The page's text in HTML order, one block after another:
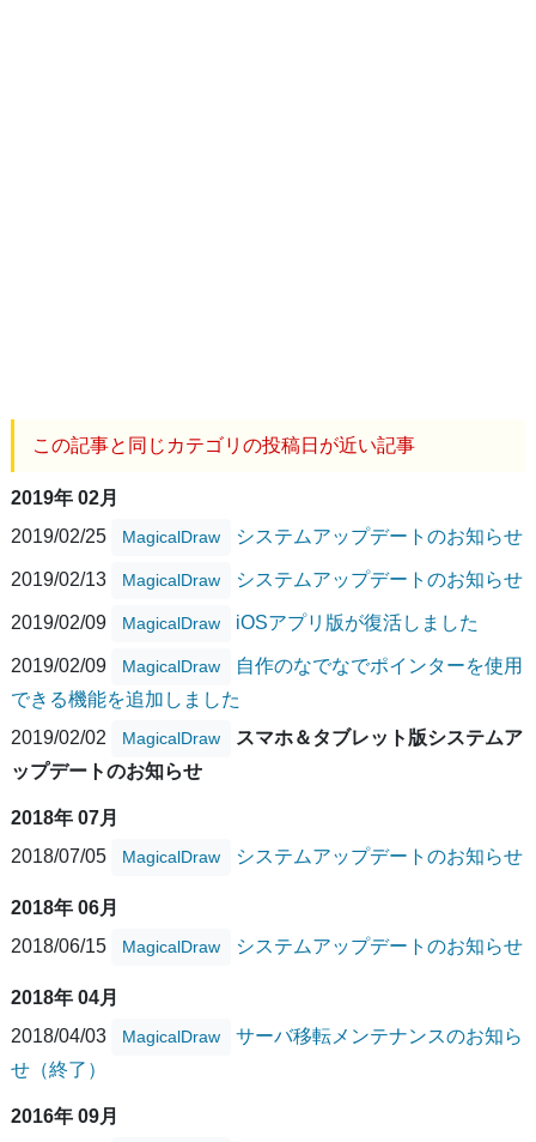
この記事と同じカテゴリの投稿日が近い記事
2019年 02月
2019/02/25
MagicalDraw システムアップデートのお知らせ
2019/02/13 MagicalDraw システムアップデートのお知らせ
2019/02/09 MagicalDraw iOSアプリ版が復活しました
2019/02/09 MagicalDraw
自作のなでなでポインターを使用
できる機能を追加しました
2019/02/02
MagicalDraw
スマホ＆タブレット版システムア
ップデートのお知らせ
2018年 07月
2018/07/05
MagicalDraw システムアップデートのお知らせ
2018年 06月
2018/06/15
MagicalDraw システムアップデートのお知らせ
2018年 04月
2018/04/03
MagicalDraw
サーバ移転メンテナンスのお知ら
せ（終了）
2016年 09月